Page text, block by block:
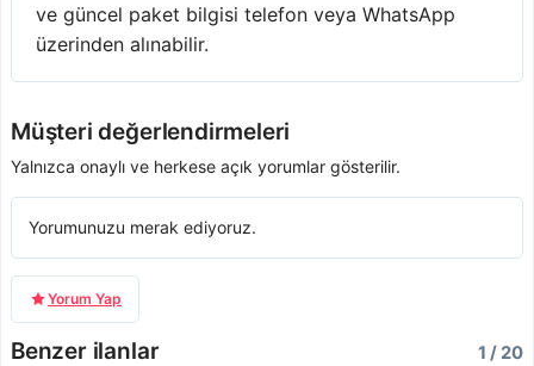
ve güncel paket bilgisi telefon veya WhatsApp
üzerinden alınabilir.
Müşteri değerlendirmeleri
Yalnızca onaylı ve herkese açık yorumlar gösterilir.
Yorumunuzu merak ediyoruz.
Yorum Yap
Benzer ilanlar 1 / 20